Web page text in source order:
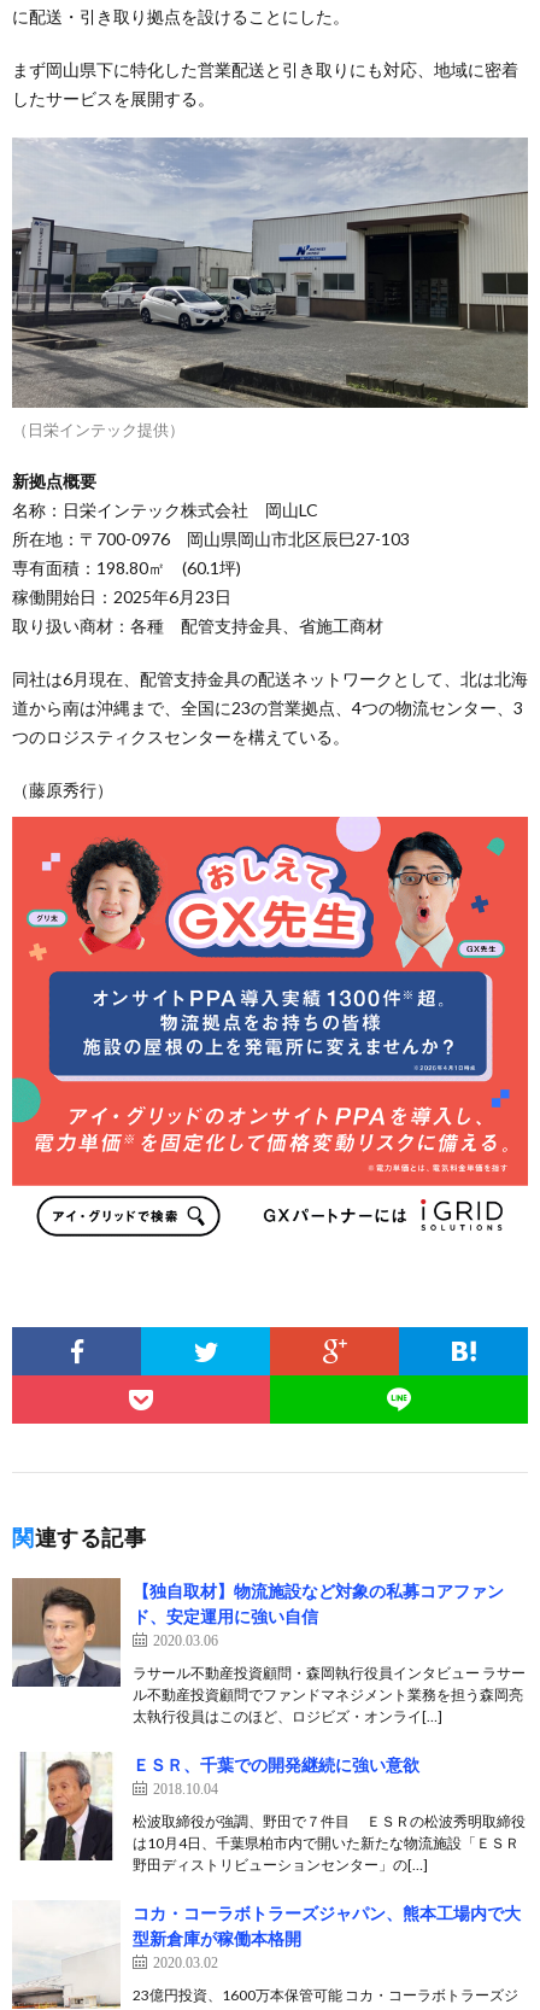
に配送・引き取り拠点を設けることにした。
まず岡山県下に特化した営業配送と引き取りにも対応、地域に密着
したサービスを展開する。
（日栄インテック提供）
新拠点概要
名称：日栄インテック株式会社 岡山LC
所在地：〒700-0976 岡山県岡山市北区辰巳27-103
専有面積：198.80㎡ (60.1坪)
稼働開始日：2025年6月23日
取り扱い商材：各種 配管支持金具、省施工商材
同社は6月現在、配管支持金具の配送ネットワークとして、北は北海
道から南は沖縄まで、全国に23の営業拠点、4つの物流センター、3
つのロジスティクスセンターを構えている。
（藤原秀行）
関連する記事
【独自取材】物流施設など対象の私募コアファン
ド、安定運用に強い自信
2020.03.06
ラサール不動産投資顧問・森岡執行役員インタビュー ラサー
ル不動産投資顧問でファンドマネジメント業務を担う森岡亮
太執行役員はこのほど、ロジビズ・オンライ[…]
ＥＳＲ、千葉での開発継続に強い意欲
2018.10.04
松波取締役が強調、野田で７件目 ＥＳＲの松波秀明取締役
は10月4日、千葉県柏市内で開いた新たな物流施設「ＥＳＲ
野田ディストリビューションセンター」の[…]
コカ・コーラボトラーズジャパン、熊本工場内で大
型新倉庫が稼働本格開
2020.03.02
23億円投資、1600万本保管可能 コカ・コーラボトラーズジ